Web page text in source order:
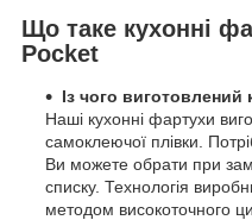
Що таке кухонні
Pocket
Із чого
Наші кухонні фартухи
самоклеючої плівки.
Ви можете обрати при
списку. Технологія
методом високоточного